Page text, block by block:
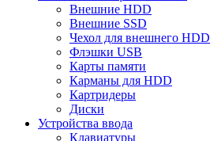
Внешние HDD
Внешние SSD
Чехол для внешнего HDD
Флэшки USB
Карты памяти
Карманы для HDD
Картридеры
Диски
Устройства ввода
Клавиатуры